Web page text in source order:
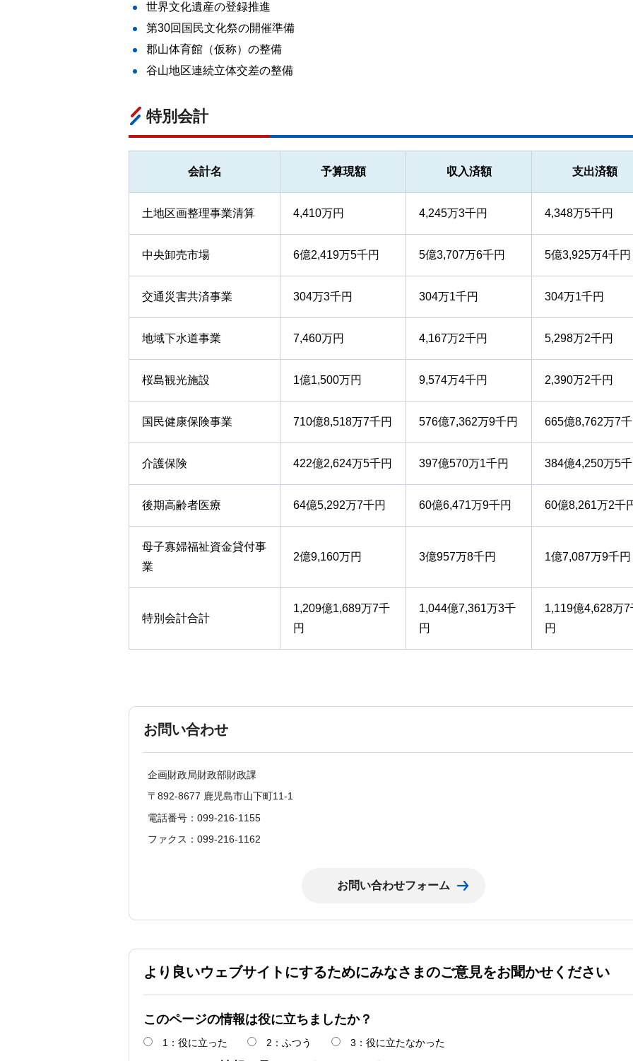
世界文化遺産の登録推進
第30回国民文化祭の開催準備
郡山体育館（仮称）の整備
谷山地区連続立体交差の整備
特別会計
会計名 予算現額 収入済額 支出済額
土地区画整理事業清算 4,410万円 4,245万3千円 4,348万5千円
中央卸売市場 6億2,419万5千円 5億3,707万6千円 5億3,925万4千円
交通災害共済事業 304万3千円 304万1千円 304万1千円
地域下水道事業 7,460万円 4,167万2千円 5,298万2千円
桜島観光施設 1億1,500万円 9,574万4千円 2,390万2千円
国民健康保険事業 710億8,518万7千円 576億7,362万9千円 665億8,762万7
介護保険 422億2,624万5千円 397億570万1千円 384億4,250万5
後期高齢者医療 64億5,292万7千円 60億6,471万9千円 60億8,261万2千
母子寡婦福祉資金貸付事
業
2億9,160万円 3億957万8千円 1億7,087万9千円
特別会計合計
1,209億1,689万7千
円
1,044億7,361万3千
円
1,119億4,628万7
円
お問い合わせ
企画財政局財政部財政課
〒892-8677 鹿児島市山下町11-1
電話番号：099-216-1155
ファクス：099-216-1162
より良いウェブサイトにするためにみなさまのご意見をお聞かせください
このページの情報は役に立ちましたか？
1：役に立った 2：ふつう 3：役に立たなかった